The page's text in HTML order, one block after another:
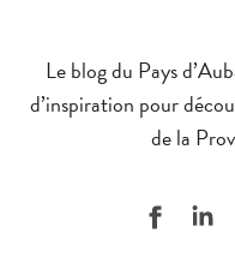
Le blog du Pays
d’inspiration pour
de la